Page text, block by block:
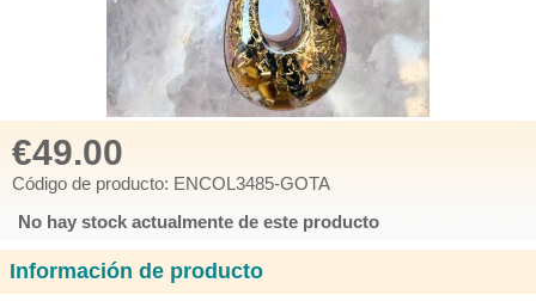
€49.00
Código de producto: ENCOL3485-GOTA
No hay stock actualmente de este producto
Información de producto